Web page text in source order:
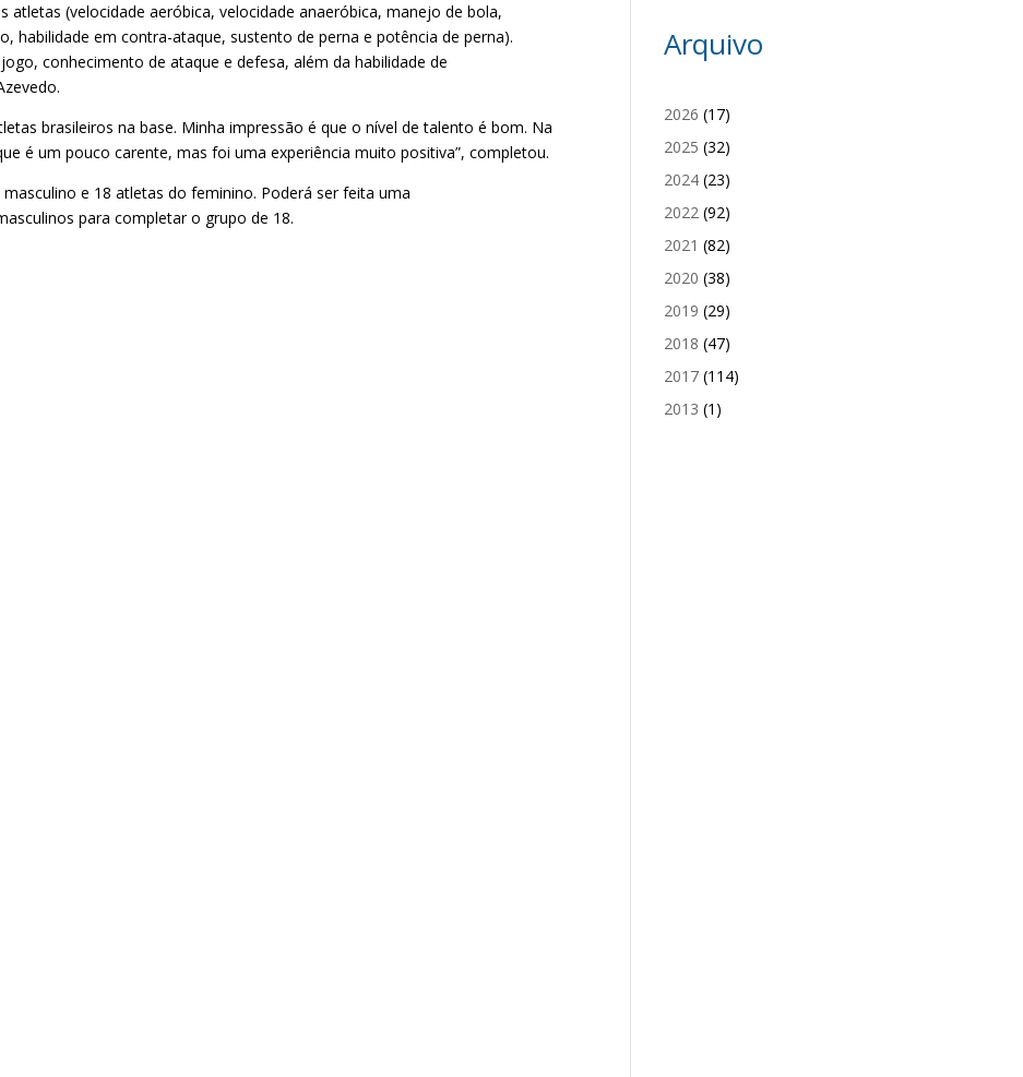
atletas (velocidade aeróbica, velocidade anaeróbica, manejo de bola,
habilidade em contra-ataque, sustento de perna e potência de perna).
conhecimento de ataque e defesa, além da habilidade de
brasileiros na base. Minha impressão é que o nível de talento é bom. Na
é um pouco carente, mas foi uma experiência muito positiva”, completou.
e 18 atletas do feminino. Poderá ser feita uma
para completar o grupo de 18.
Arquivo
2026 (17)
2025 (32)
2024 (23)
2022 (92)
2021 (82)
2020 (38)
2019 (29)
2018 (47)
2017 (114)
2013 (1)